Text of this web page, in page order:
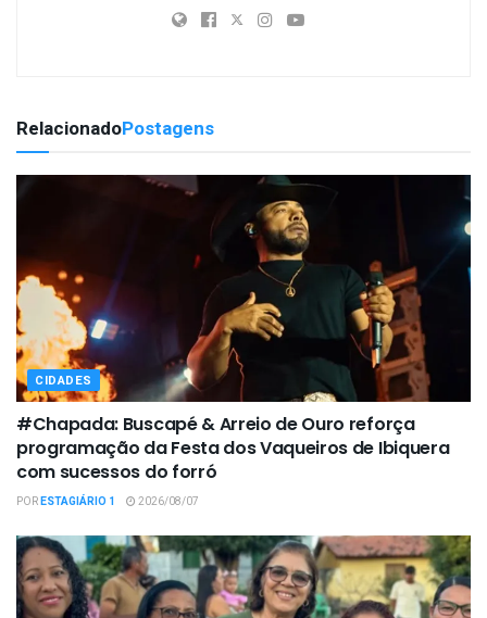
RelacionadoPostagens
CIDADES
#Chapada: Buscapé & Arreio de Ouro reforça
programação da Festa dos Vaqueiros de Ibiquera
com sucessos do forró
PORESTAGIÁRIO 1 2026/08/07